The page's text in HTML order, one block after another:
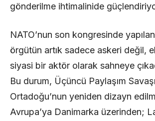
gönderilme ihtimalinide
NATO’nun son kongresinde
örgütün artık sadece askeri değil,
siyasi bir aktör olarak sahneye
Bu durum, Üçüncü Paylaşım
Ortadoğu’nun yeniden dizayn
Avrupa’ya Danimarka üzerinden;